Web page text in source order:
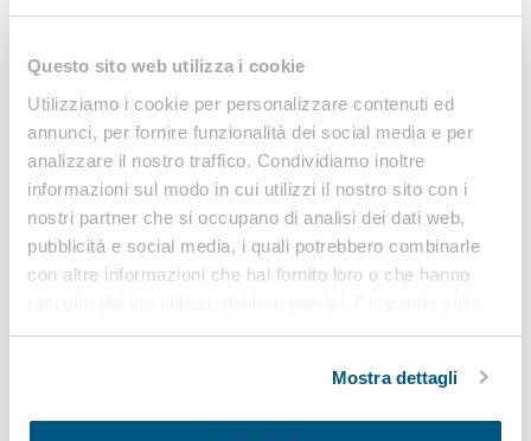
Questo sito web utilizza i cookie
Utilizziamo i cookie per personalizzare contenuti ed
annunci, per fornire funzionalità dei social media e per
analizzare il nostro traffico. Condividiamo inoltre
informazioni sul modo in cui utilizzi il nostro sito con i
nostri partner che si occupano di analisi dei dati web,
pubblicità e social media, i quali potrebbero combinarle
con altre informazioni che hai fornito loro o che hanno
“X” in alto a destra si procederà rifiutando tutti i cookie,
Mostra dettagli
LINEE GUIDA
Iscriviti alla nostra
Newsletter
Notizie, Modulistica e Linee Guida gratuite per
e normative